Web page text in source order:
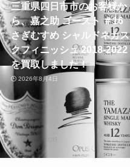
三重県四日市市のお客様か
ら、嘉之助 ゴースト ＃16
さぎむすめ シャルドネカス
クフィニッシュ 2018-2022
を買取しました！
2026年8月4日